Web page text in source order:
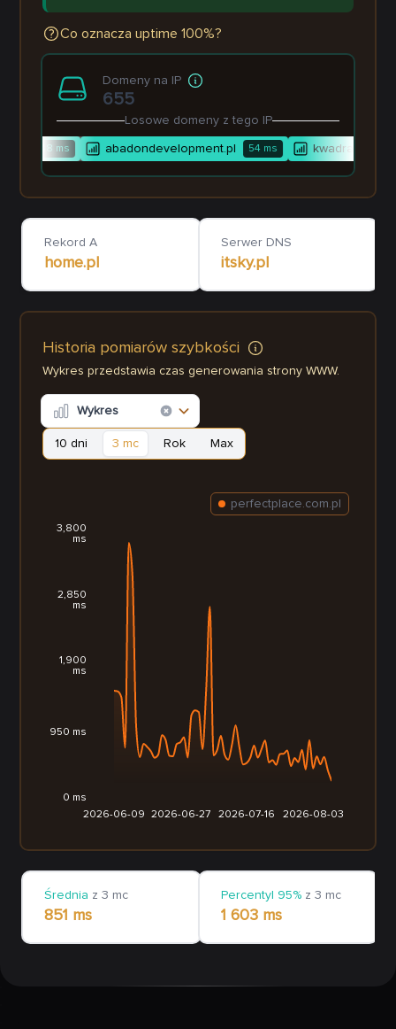
Co oznacza uptime 100%?
Domeny na IP
655
Losowe domeny z tego IP
ms abadondevelopment.pl 54ms
Rekord A
home.pl
Serwer DNS
itsky.pl
Historia pomiarów szybkości
Wykres przedstawia czas generowania strony WWW.
Wykres
10 dni 3 mc Rok Max
2026-06-09 2026-06-27 2026-07-16 2026-08-03
0 ms
950 ms
1,900
ms
2,850
ms
3,800
ms
perfectplace.com.pl
Średnia z 3 mc
851 ms
Percentyl 95% z 3 mc
1 603 ms